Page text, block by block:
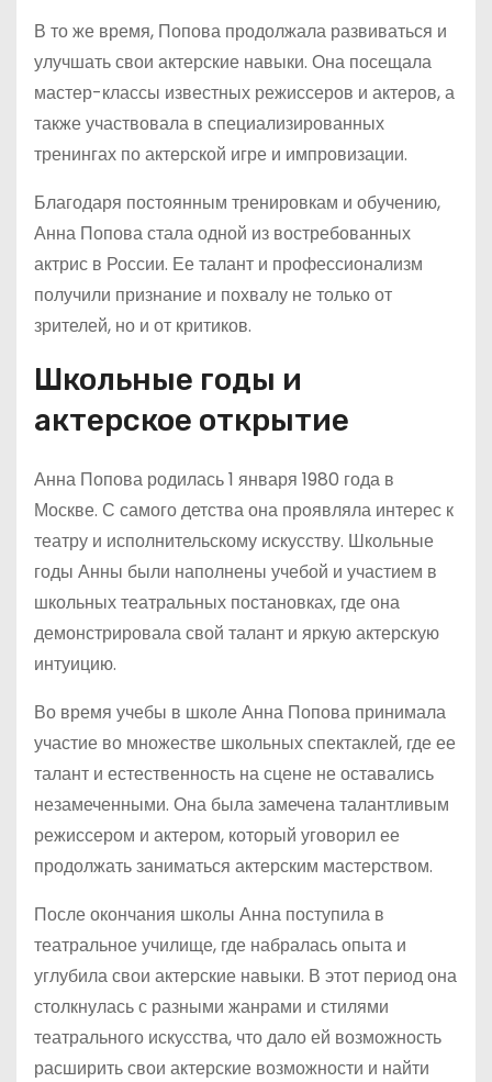
В то же время, Попова продолжала развиваться и
улучшать свои актерские навыки. Она посещала
мастер-классы известных режиссеров и актеров, а
также участвовала в специализированных
тренингах по актерской игре и импровизации.
Благодаря постоянным тренировкам и обучению,
Анна Попова стала одной из востребованных
актрис в России. Ее талант и профессионализм
получили признание и похвалу не только от
зрителей, но и от критиков.
Школьные годы и
актерское открытие
Анна Попова родилась 1 января 1980 года в
Москве. С самого детства она проявляла интерес к
театру и исполнительскому искусству. Школьные
годы Анны были наполнены учебой и участием в
школьных театральных постановках, где она
демонстрировала свой талант и яркую актерскую
интуицию.
Во время учебы в школе Анна Попова принимала
участие во множестве школьных спектаклей, где ее
талант и естественность на сцене не оставались
незамеченными. Она была замечена талантливым
режиссером и актером, который уговорил ее
продолжать заниматься актерским мастерством.
После окончания школы Анна поступила в
театральное училище, где набралась опыта и
углубила свои актерские навыки. В этот период она
столкнулась с разными жанрами и стилями
театрального искусства, что дало ей возможность
расширить свои актерские возможности и найти